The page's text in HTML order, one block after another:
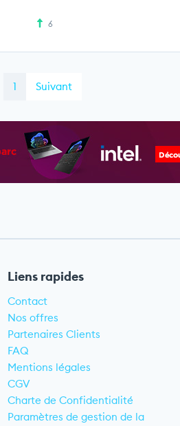
6
1 Suivant
Liens rapides
Contact
Nos offres
Partenaires Clients
FAQ
Mentions légales
CGV
Charte de Confidentialité
Paramètres de gestion de la